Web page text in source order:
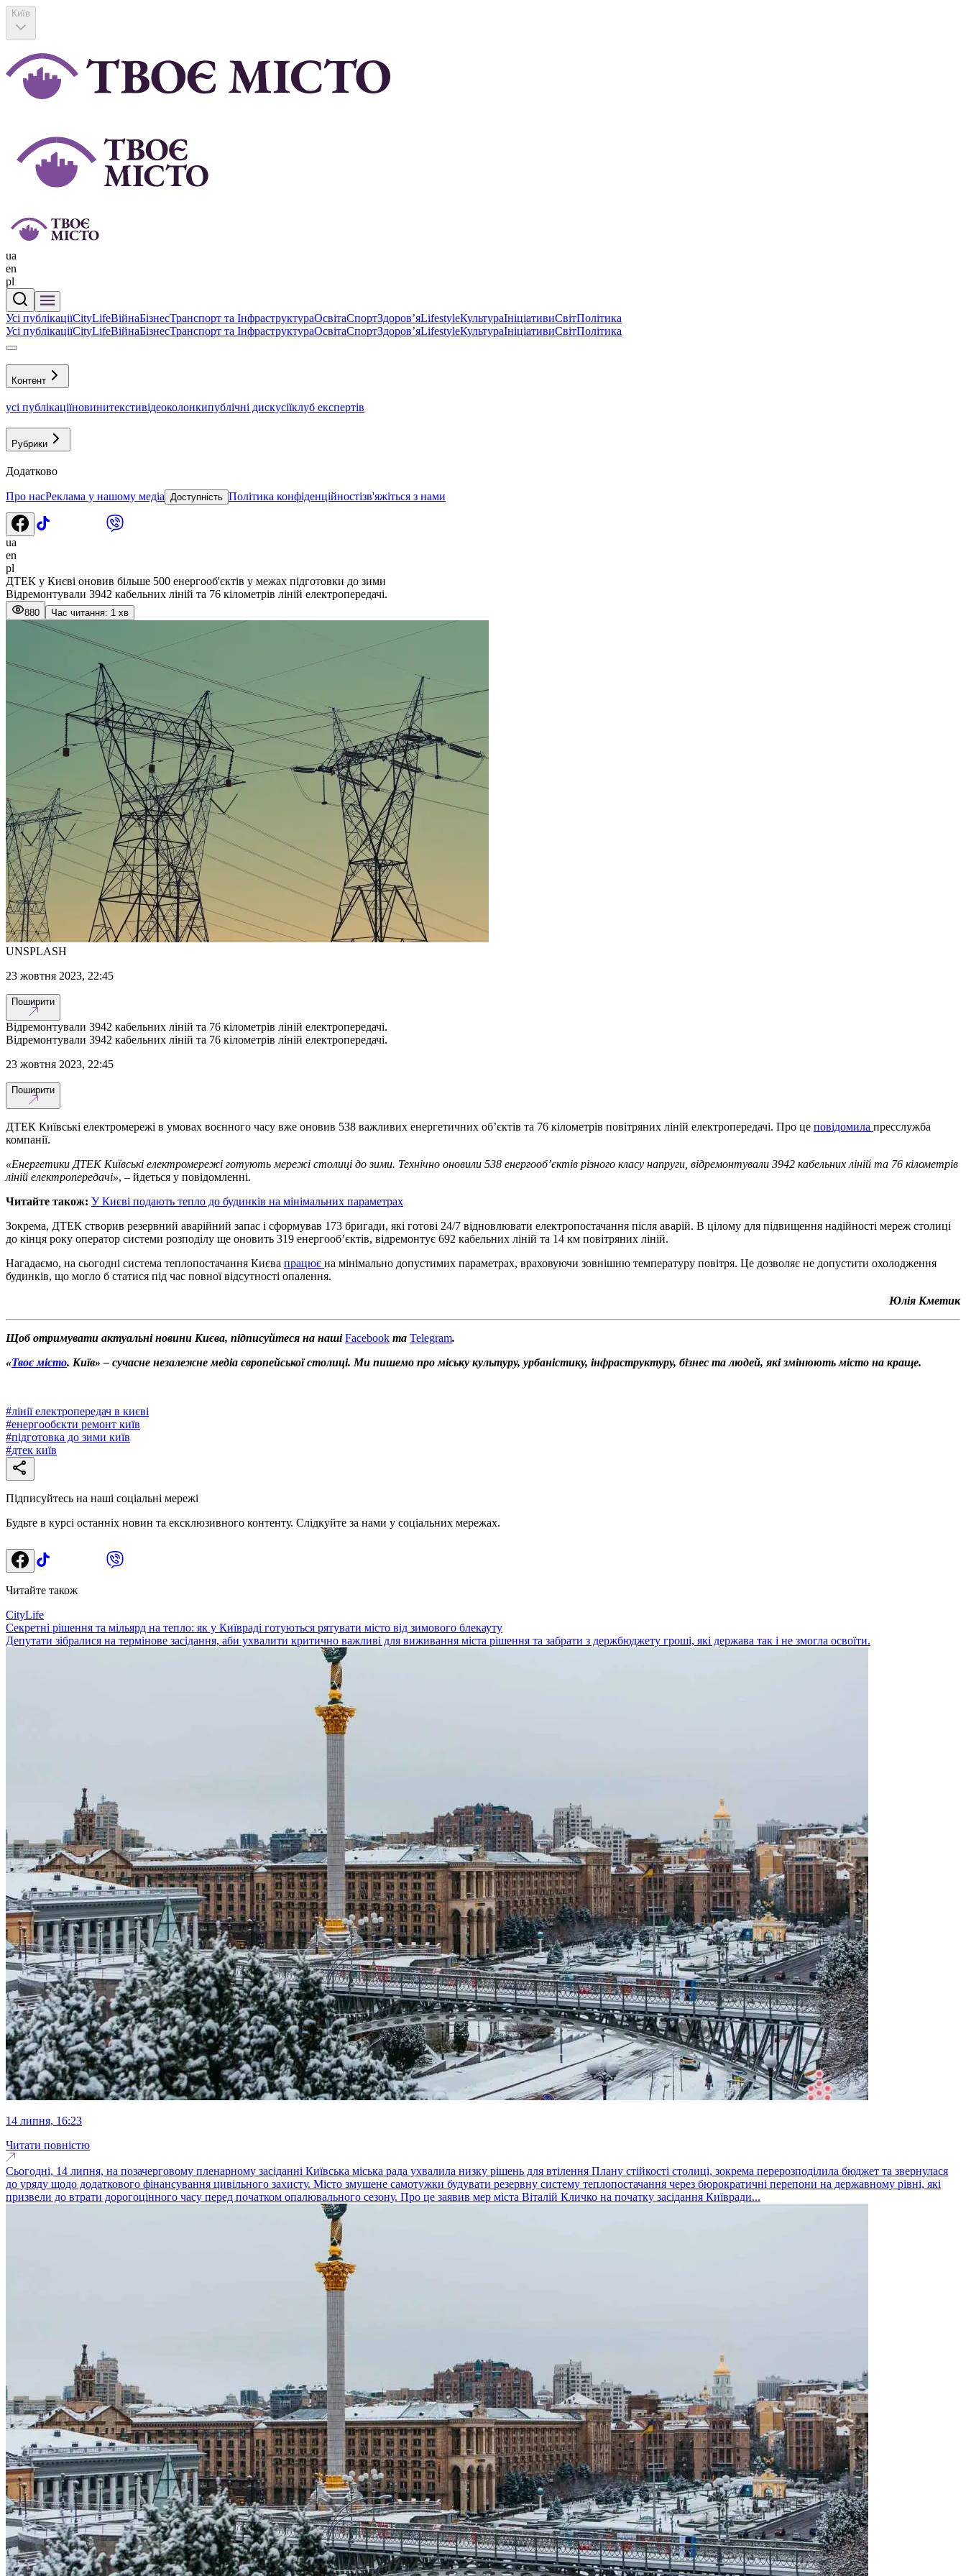
Київ
ua
en
pl
Усі публікаціїCityLifeВійнаБізнесТранспорт та ІнфраструктураОсвітаСпортЗдоровʼяLifestyleКультураІніціативиСвітПолітика
Усі публікаціїCityLifeВійнаБізнесТранспорт та ІнфраструктураОсвітаСпортЗдоровʼяLifestyleКультураІніціативиСвітПолітика
Контент
усі публікаціїновинитекстивідеоколонкипублічні дискусіїклуб експертів
Рубрики
Додатково
Про насРеклама у нашому медіа Доступність Політика конфіденційностізв'яжіться з нами
ua
en
pl
ДТЕК у Києві оновив більше 500 енергооб'єктів у межах підготовки до зими
Відремонтували 3942 кабельних ліній та 76 кілометрів ліній електропередачі.
880 Час читання: 1 хв
UNSPLASH
23 жовтня 2023, 22:45
Поширити
Відремонтували 3942 кабельних ліній та 76 кілометрів ліній електропередачі.
Відремонтували 3942 кабельних ліній та 76 кілометрів ліній електропередачі.
23 жовтня 2023, 22:45
Поширити
ДТЕК Київські електромережі в умовах воєнного часу вже оновив 538 важливих енергетичних об’єктів та 76 кілометрів повітряних ліній електропередачі. Про це повідомила пресслужба
компанії.
«Енергетики ДТЕК Київські електромережі готують мережі столиці до зими. Технічно оновили 538 енергооб’єктів різного класу напруги, відремонтували 3942 кабельних ліній та 76 кілометрів
ліній електропередачі», – йдеться у повідомленні.
Читайте також: У Києві подають тепло до будинків на мінімальних параметрах
Зокрема, ДТЕК створив резервний аварійний запас і сформував 173 бригади, які готові 24/7 відновлювати електропостачання після аварій. В цілому для підвищення надійності мереж столиці
до кінця року оператор системи розподілу ще оновить 319 енергооб’єктів, відремонтує 692 кабельних ліній та 14 км повітряних ліній.
Нагадаємо, на сьогодні система теплопостачання Києва працює на мінімально допустимих параметрах, враховуючи зовнішню температуру повітря. Це дозволяє не допустити охолодження
будинків, що могло б статися під час повної відсутності опалення.
Юлія Кметик
Щоб отримувати актуальні новини Києва, підписуйтеся на нашіFacebook та Telegram.
«Твоє місто. Київ» – сучасне незалежне медіа європейської столиці. Ми пишемо про міську культуру, урбаністику, інфраструктуру, бізнес та людей, які змінюють місто на краще.
#лінії електропередач в києві
#енергообєкти ремонт київ
#підготовка до зими київ
#дтек київ
Підписуйтесь на наші соціальні мережі
Будьте в курсі останніх новин та ексклюзивного контенту. Слідкуйте за нами у соціальних мережах.
Читайте також
CityLife
Секретні рішення та мільярд на тепло: як у Київраді готуються рятувати місто від зимового блекауту
Депутати зібралися на термінове засідання, аби ухвалити критично важливі для виживання міста рішення та забрати з держбюджету гроші, які держава так і не змогла освоїти.
14 липня, 16:23
Читати повністю
Сьогодні, 14 липня, на позачерговому пленарному засіданні Київська міська рада ухвалила низку рішень для втілення Плану стійкості столиці, зокрема перерозподілила бюджет та звернулася
до уряду щодо додаткового фінансування цивільного захисту. Місто змушене самотужки будувати резервну систему теплопостачання через бюрократичні перепони на державному рівні, які
призвели до втрати дорогоцінного часу перед початком опалювального сезону. Про це заявив мер міста Віталій Кличко на початку засідання Київради...